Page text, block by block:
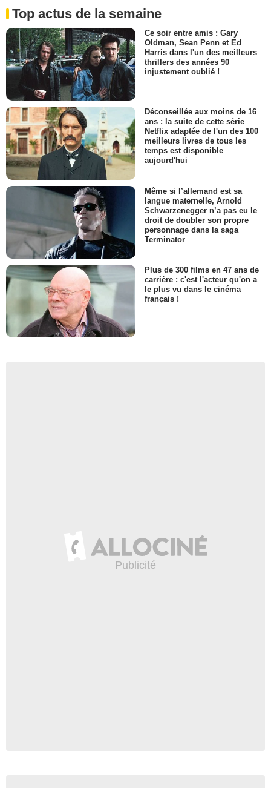
Top actus de la semaine
Ce soir entre amis : Gary
Oldman, Sean Penn et Ed
Harris dans l'un des meilleurs
thrillers des années 90
injustement oublié !
Déconseillée aux moins de 16
ans : la suite de cette série
Netflix adaptée de l'un des 100
meilleurs livres de tous les
temps est disponible
aujourd'hui
Même si l’allemand est sa
langue maternelle, Arnold
Schwarzenegger n’a pas eu le
droit de doubler son propre
personnage dans la saga
Terminator
Plus de 300 films en 47 ans de
carrière : c'est l'acteur qu'on a
le plus vu dans le cinéma
français !